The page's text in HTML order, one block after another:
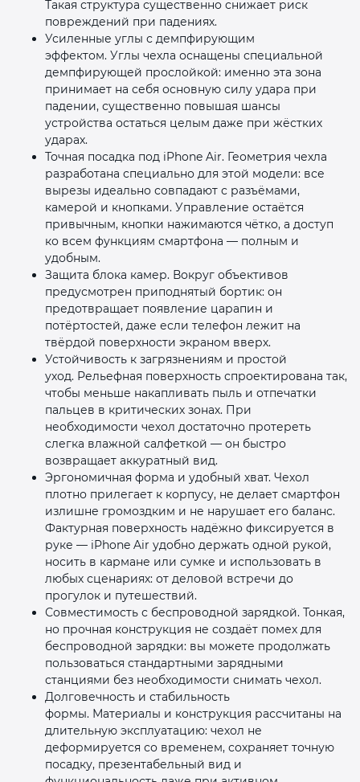
Такая структура существенно снижает риск
повреждений при падениях.
Усиленные углы с демпфирующим
эффектом. Углы чехла оснащены специальной
демпфирующей прослойкой: именно эта зона
принимает на себя основную силу удара при
падении, существенно повышая шансы
устройства остаться целым даже при жёстких
ударах.
Точная посадка под iPhone Air. Геометрия чехла
разработана специально для этой модели: все
вырезы идеально совпадают с разъёмами,
камерой и кнопками. Управление остаётся
привычным, кнопки нажимаются чётко, а доступ
ко всем функциям смартфона — полным и
удобным.
Защита блока камер. Вокруг объективов
предусмотрен приподнятый бортик: он
предотвращает появление царапин и
потёртостей, даже если телефон лежит на
твёрдой поверхности экраном вверх.
Устойчивость к загрязнениям и простой
уход. Рельефная поверхность спроектирована так,
чтобы меньше накапливать пыль и отпечатки
пальцев в критических зонах. При
необходимости чехол достаточно протереть
слегка влажной салфеткой — он быстро
возвращает аккуратный вид.
Эргономичная форма и удобный хват. Чехол
плотно прилегает к корпусу, не делает смартфон
излишне громоздким и не нарушает его баланс.
Фактурная поверхность надёжно фиксируется в
руке — iPhone Air удобно держать одной рукой,
носить в кармане или сумке и использовать в
любых сценариях: от деловой встречи до
прогулок и путешествий.
Совместимость с беспроводной зарядкой. Тонкая,
но прочная конструкция не создаёт помех для
беспроводной зарядки: вы можете продолжать
пользоваться стандартными зарядными
станциями без необходимости снимать чехол.
Долговечность и стабильность
формы. Материалы и конструкция рассчитаны на
длительную эксплуатацию: чехол не
деформируется со временем, сохраняет точную
посадку, презентабельный вид и